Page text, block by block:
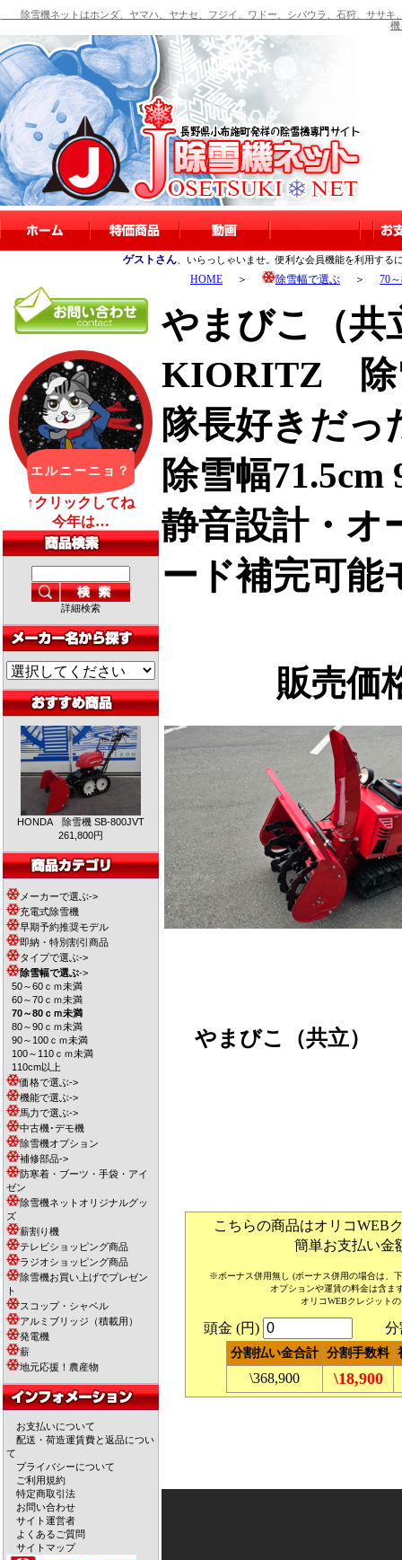
除雪機ネットはホンダ、ヤマハ、ヤナセ、フジイ、ワドー、シバウラ、石狩、ササキ
機
ゲストさん 、いらっしゃいませ。便利な会員機能を利用する
詳細検索
HONDA 除雪機 SB-800JVT
261,800円
メーカーで選ぶ->
充電式除雪機
早期予約推奨モデル
即納・特別割引商品
タイプで選ぶ->
除雪幅で選ぶ->
50～60ｃｍ未満
60～70ｃｍ未満
70～80ｃｍ未満
80～90ｃｍ未満
90～100ｃｍ未満
100～110ｃｍ未満
110cm以上
価格で選ぶ->
機能で選ぶ->
馬力で選ぶ->
中古機･デモ機
除雪機オプション
補修部品->
防寒着・ブーツ・手袋・アイ
ゼン
除雪機ネットオリジナルグッ
ズ
薪割り機
テレビショッピング商品
ラジオショッピング商品
除雪機お買い上げでプレゼン
ト
スコップ・シャベル
アルミブリッジ（積載用）
発電機
薪
地元応援！農産物
お支払いについて
配送・荷造運賃費と返品につい
て
プライバシーについて
ご利用規約
特定商取引法
お問い合わせ
サイト運営者
よくあるご質問
サイトマップ
HOME ＞ 除雪幅で選ぶ ＞ 70
やまびこ（
KIORITZ 除
隊長好きだっ
除雪幅
静音設計・
ード補完可能
販売
やまびこ（共立）
こちらの商品はオリコWEB
簡単お支払い金
※ボーナス併用無し (ボーナス併用の場合は、
オプションや運賃の料金は含ま
オリコWEBクレジット
頭金 (円) 分割
分割払い金合計 分割手数料
\368,900 \18,900